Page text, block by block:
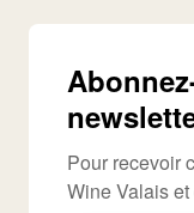
Pour recevoir
Wine Valais